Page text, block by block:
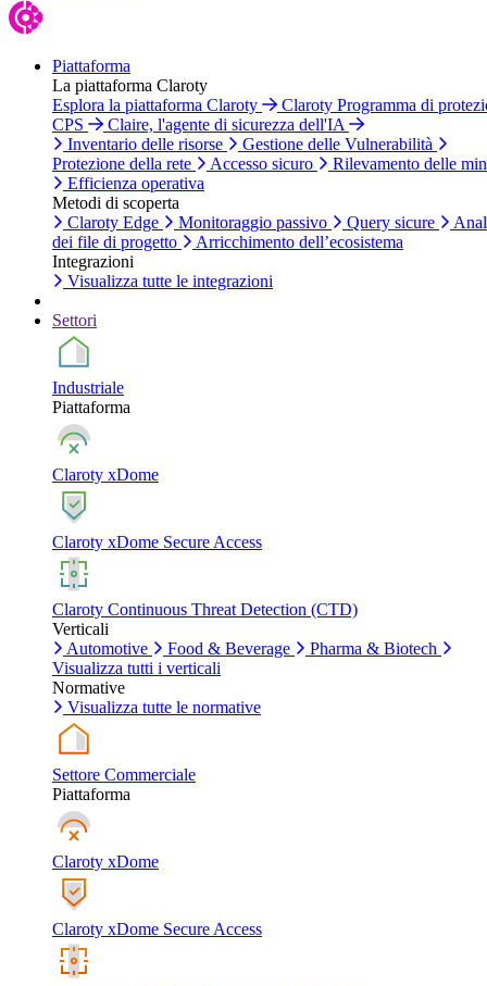
Piattaforma
La piattaforma Claroty
Esplora la piattaforma Claroty
Claroty Programma di
CPS
Claire, l'agente di sicurezza dell'IA
Inventario delle risorse
Gestione delle Vulnerabilità
Protezione della rete
Accesso sicuro
Rilevamento delle
Efficienza operativa
Metodi di scoperta
Claroty Edge
Monitoraggio passivo Query sicure
dei file di progetto
Arricchimento dell’ecosistema
Integrazioni
Visualizza tutte le integrazioni
Settori
Industriale
Piattaforma
Claroty xDome
Claroty xDome Secure Access
Claroty Continuous Threat Detection (CTD)
Verticali
Automotive
Food & Beverage
Pharma & Biotech
Visualizza tutti i verticali
Normative
Visualizza tutte le normative
Settore Commerciale
Piattaforma
Claroty xDome
Claroty xDome Secure Access